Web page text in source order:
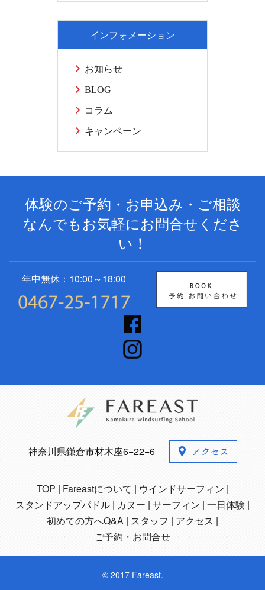
インフォメーション
お知らせ
BLOG
コラム
キャンペーン
体験のご予約・お申込み・ご相談
なんでもお気軽にお問合せくださ
い！
年中無休：10:00～18:00
神奈川県鎌倉市材木座6−22−6
TOP Fareastについて
ウインドサーフィン
スタンドアップパドル
カヌー サーフィン 一日体験
初めての方へQ&A
スタッフ
アクセス
ご予約・お問合せ
© 2017 Fareast.